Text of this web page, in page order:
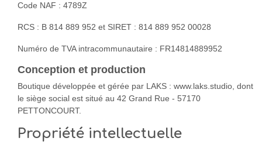
Code NAF : 4789Z
RCS : B 814 889 952 et SIRET : 814 889 952 00028
Numéro de TVA intracommunautaire : FR14814889952
Conception et production
Boutique développée et gérée par LAKS : www.laks.studio, dont
le siège social est situé au 42 Grand Rue - 57170
PETTONCOURT.
Propriété intellectuelle